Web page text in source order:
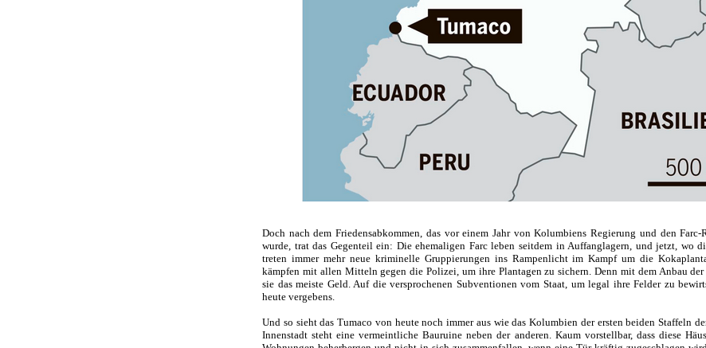
Doch nach dem Friedensabkommen, das vor einem Jahr von Kolumbiens Regierung und den Farc-
wurde, trat das Gegenteil ein: Die ehemaligen Farc leben seitdem in Auffanglagern, und jetzt, wo
treten immer mehr neue kriminelle Gruppierungen ins Rampenlicht im Kampf um die
kämpfen mit allen Mitteln gegen die Polizei, um ihre Plantagen zu sichern. Denn mit dem Anbau
sie das meiste Geld. Auf die versprochenen Subventionen vom Staat, um legal ihre Felder zu
heute vergebens.
Und so sieht das Tumaco von heute noch immer aus wie das Kolumbien der ersten beiden Staffeln
Innenstadt steht eine vermeintliche Bauruine neben der anderen. Kaum vorstellbar, dass diese